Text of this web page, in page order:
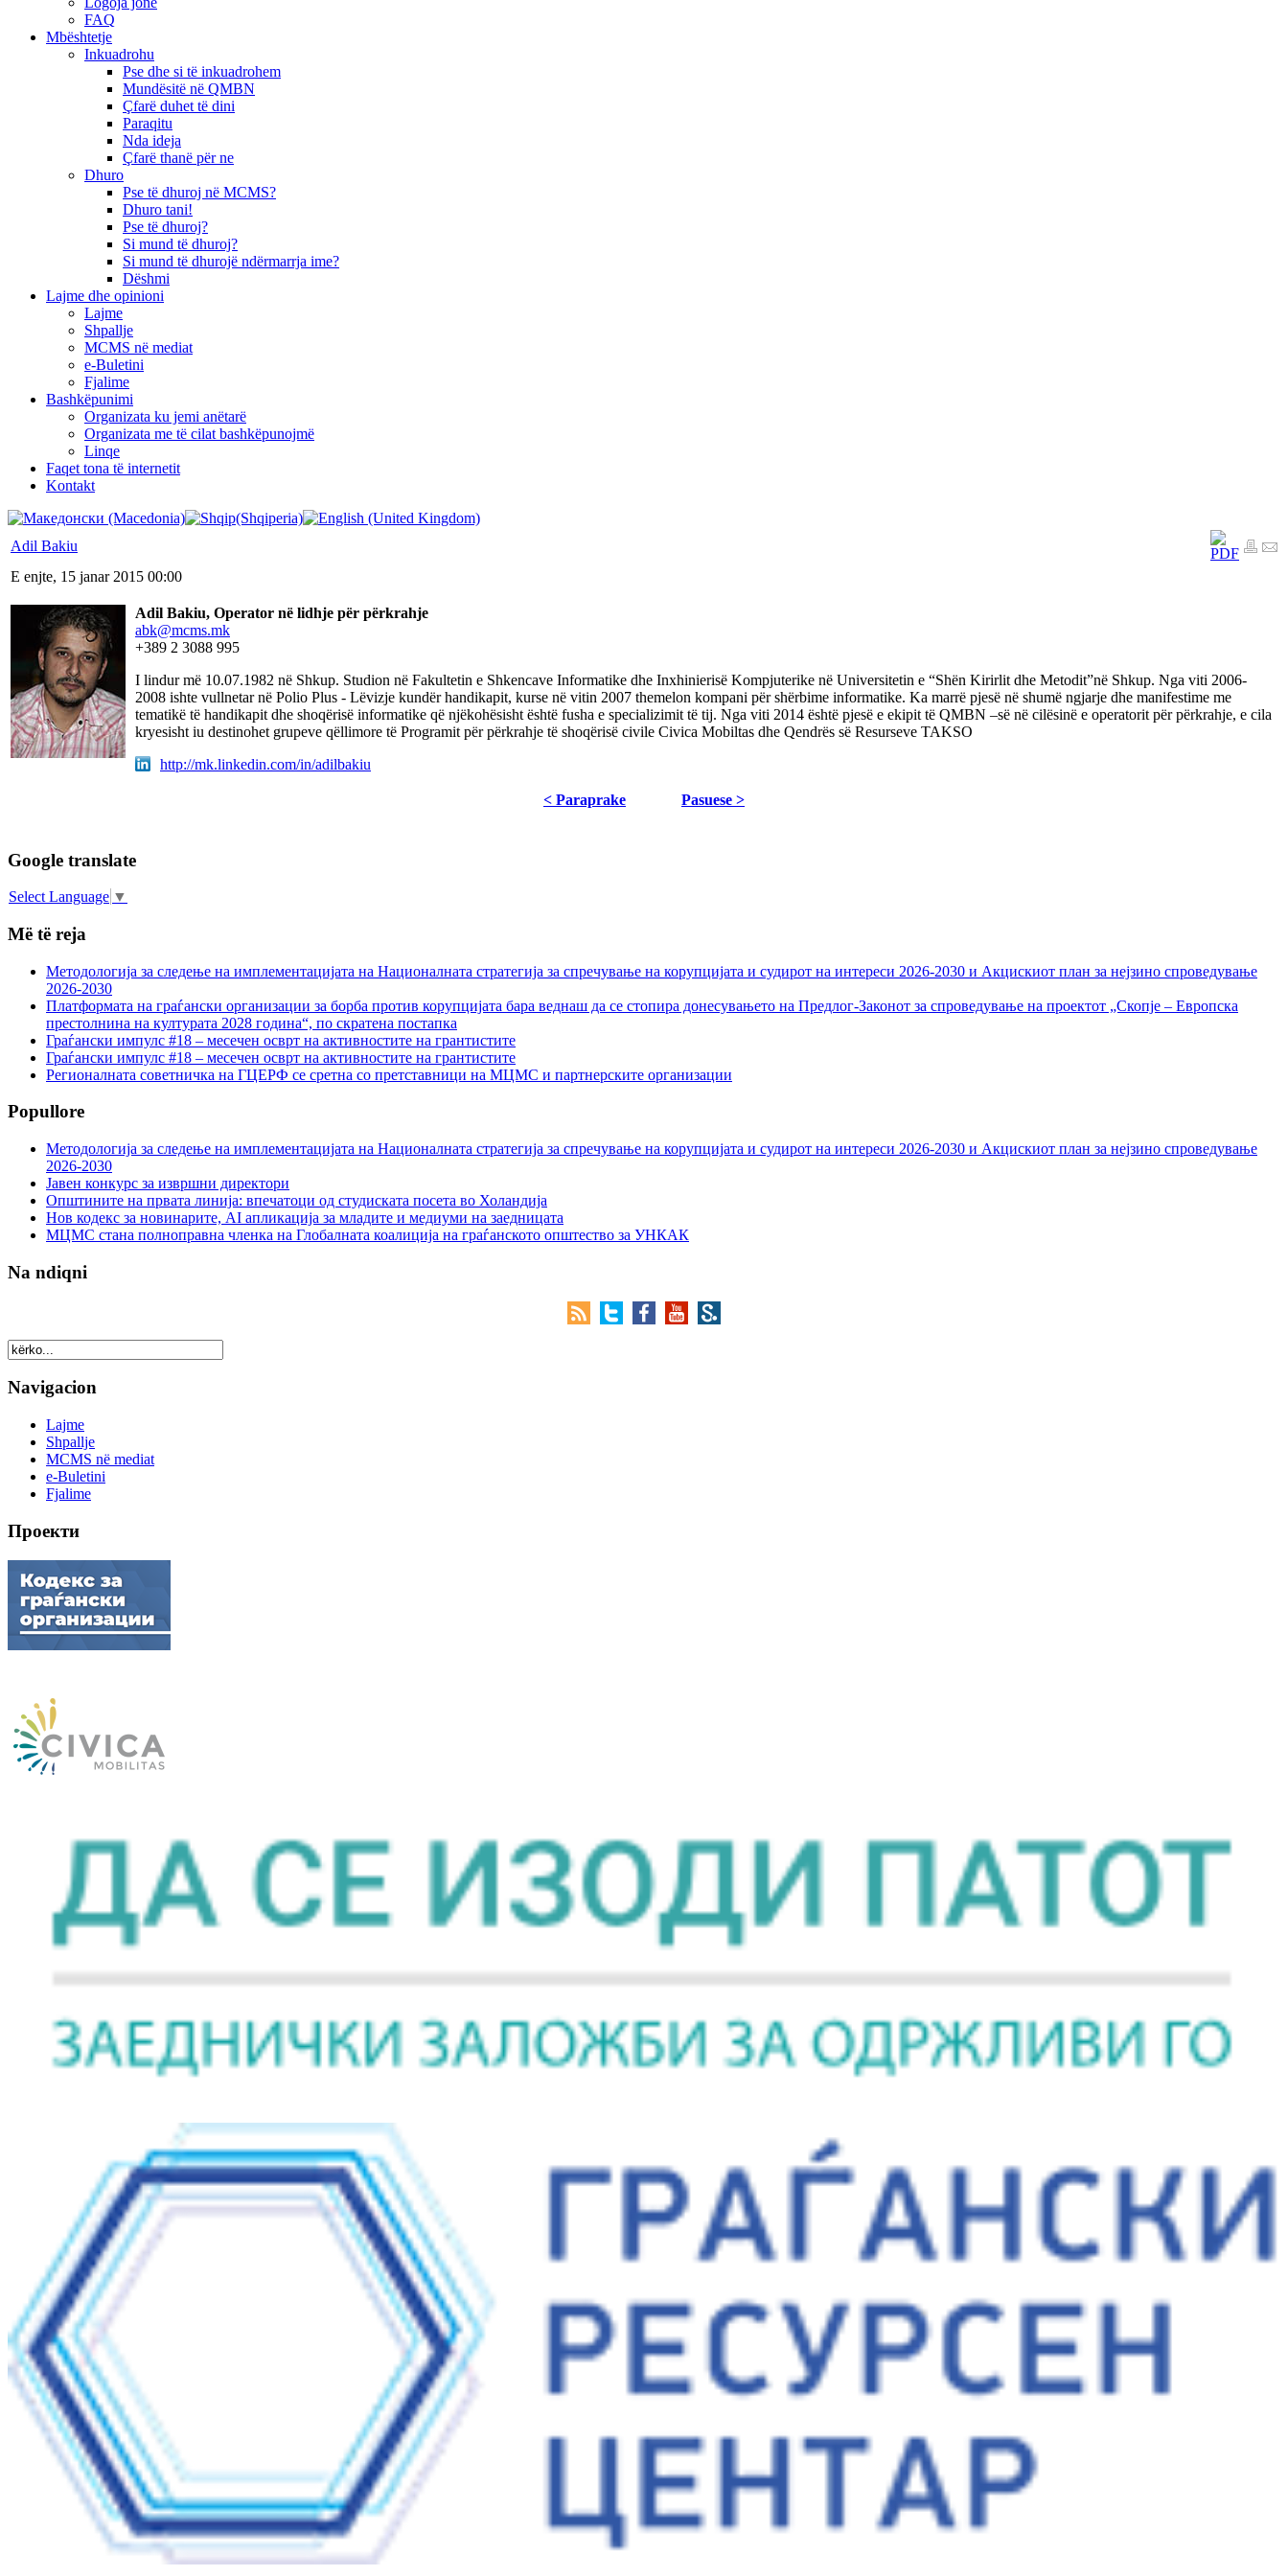
FAQ
Mbështetje
Inkuadrohu
Pse dhe si të inkuadrohem
Mundësitë në QMBN
Çfarë duhet të dini
Paraqitu
Nda ideja
Çfarë thanë për ne
Dhuro
Pse të dhuroj në MCMS?
Dhuro tani!
Pse të dhuroj?
Si mund të dhuroj?
Si mund të dhurojë ndërmarrja ime?
Dëshmi
Lajme dhe opinioni
Lajme
Shpallje
MCMS në mediat
e-Buletini
Fjalime
Bashkëpunimi
Organizata ku jemi anëtarë
Organizata me të cilat bashkëpunojmë
Linqe
Faqet tona të internetit
Kontakt
Adil Bakiu
E enjte, 15 janar 2015 00:00
Adil Bakiu, Operator në lidhje për përkrahje
abk@mcms.mk
+389 2 3088 995
I lindur më 10.07.1982 në Shkup. Studion në Fakultetin e Shkencave Informatike dhe Inxhinierisë Kompjuterike në Universitetin e “Shën Kirirlit dhe Metodit”në Shkup. Nga viti 2006-
2008 ishte vullnetar në Polio Plus - Lëvizje kundër handikapit, kurse në vitin 2007 themelon kompani për shërbime informatike. Ka marrë pjesë në shumë ngjarje dhe manifestime me
tematikë të handikapit dhe shoqërisë informatike që njëkohësisht është fusha e specializimit të tij. Nga viti 2014 është pjesë e ekipit të QMBN –së në cilësinë e operatorit për përkrahje, e cila
kryesisht iu destinohet grupeve qëllimore të Programit për përkrahje të shoqërisë civile Civica Mobiltas dhe Qendrës së Resurseve TAKSO
http://mk.linkedin.com/in/adilbakiu
< Paraprake Pasuese >
Google translate
Select Language ▼
Më të reja
Методологија за следење на имплементацијата на Националната стратегија за спречување на корупцијата и судирот на интереси 2026-2030 и Акцискиот план за нејзино спроведување
2026-2030
Платформата на граѓански организации за борба против корупцијата бара веднаш да се стопира донесувањето на Предлог-Законот за спроведување на проектот „Скопје – Европска
престолнина на културата 2028 година“, по скратена постапка
Граѓански импулс #18 – месечен осврт на активностите на грантистите
Граѓански импулс #18 – месечен осврт на активностите на грантистите
Регионалната советничка на ГЦЕРФ се сретна со претставници на МЦМС и партнерските организации
Popullore
Методологија за следење на имплементацијата на Националната стратегија за спречување на корупцијата и судирот на интереси 2026-2030 и Акцискиот план за нејзино спроведување
2026-2030
Јавен конкурс за извршни директори
Општините на првата линија: впечатоци од студиската посета во Холандија
Нов кодекс за новинарите, AI апликација за младите и медиуми на заедницата
МЦМС стана полноправна членка на Глобалната коалиција на граѓанското општество за УНКАК
Na ndiqni
Navigacion
Lajme
Shpallje
MCMS në mediat
e-Buletini
Fjalime
Проекти